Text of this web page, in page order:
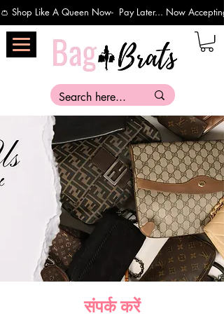
👛 Shop Like A Queen Now-  Pay Later... Now
संपर्क करें